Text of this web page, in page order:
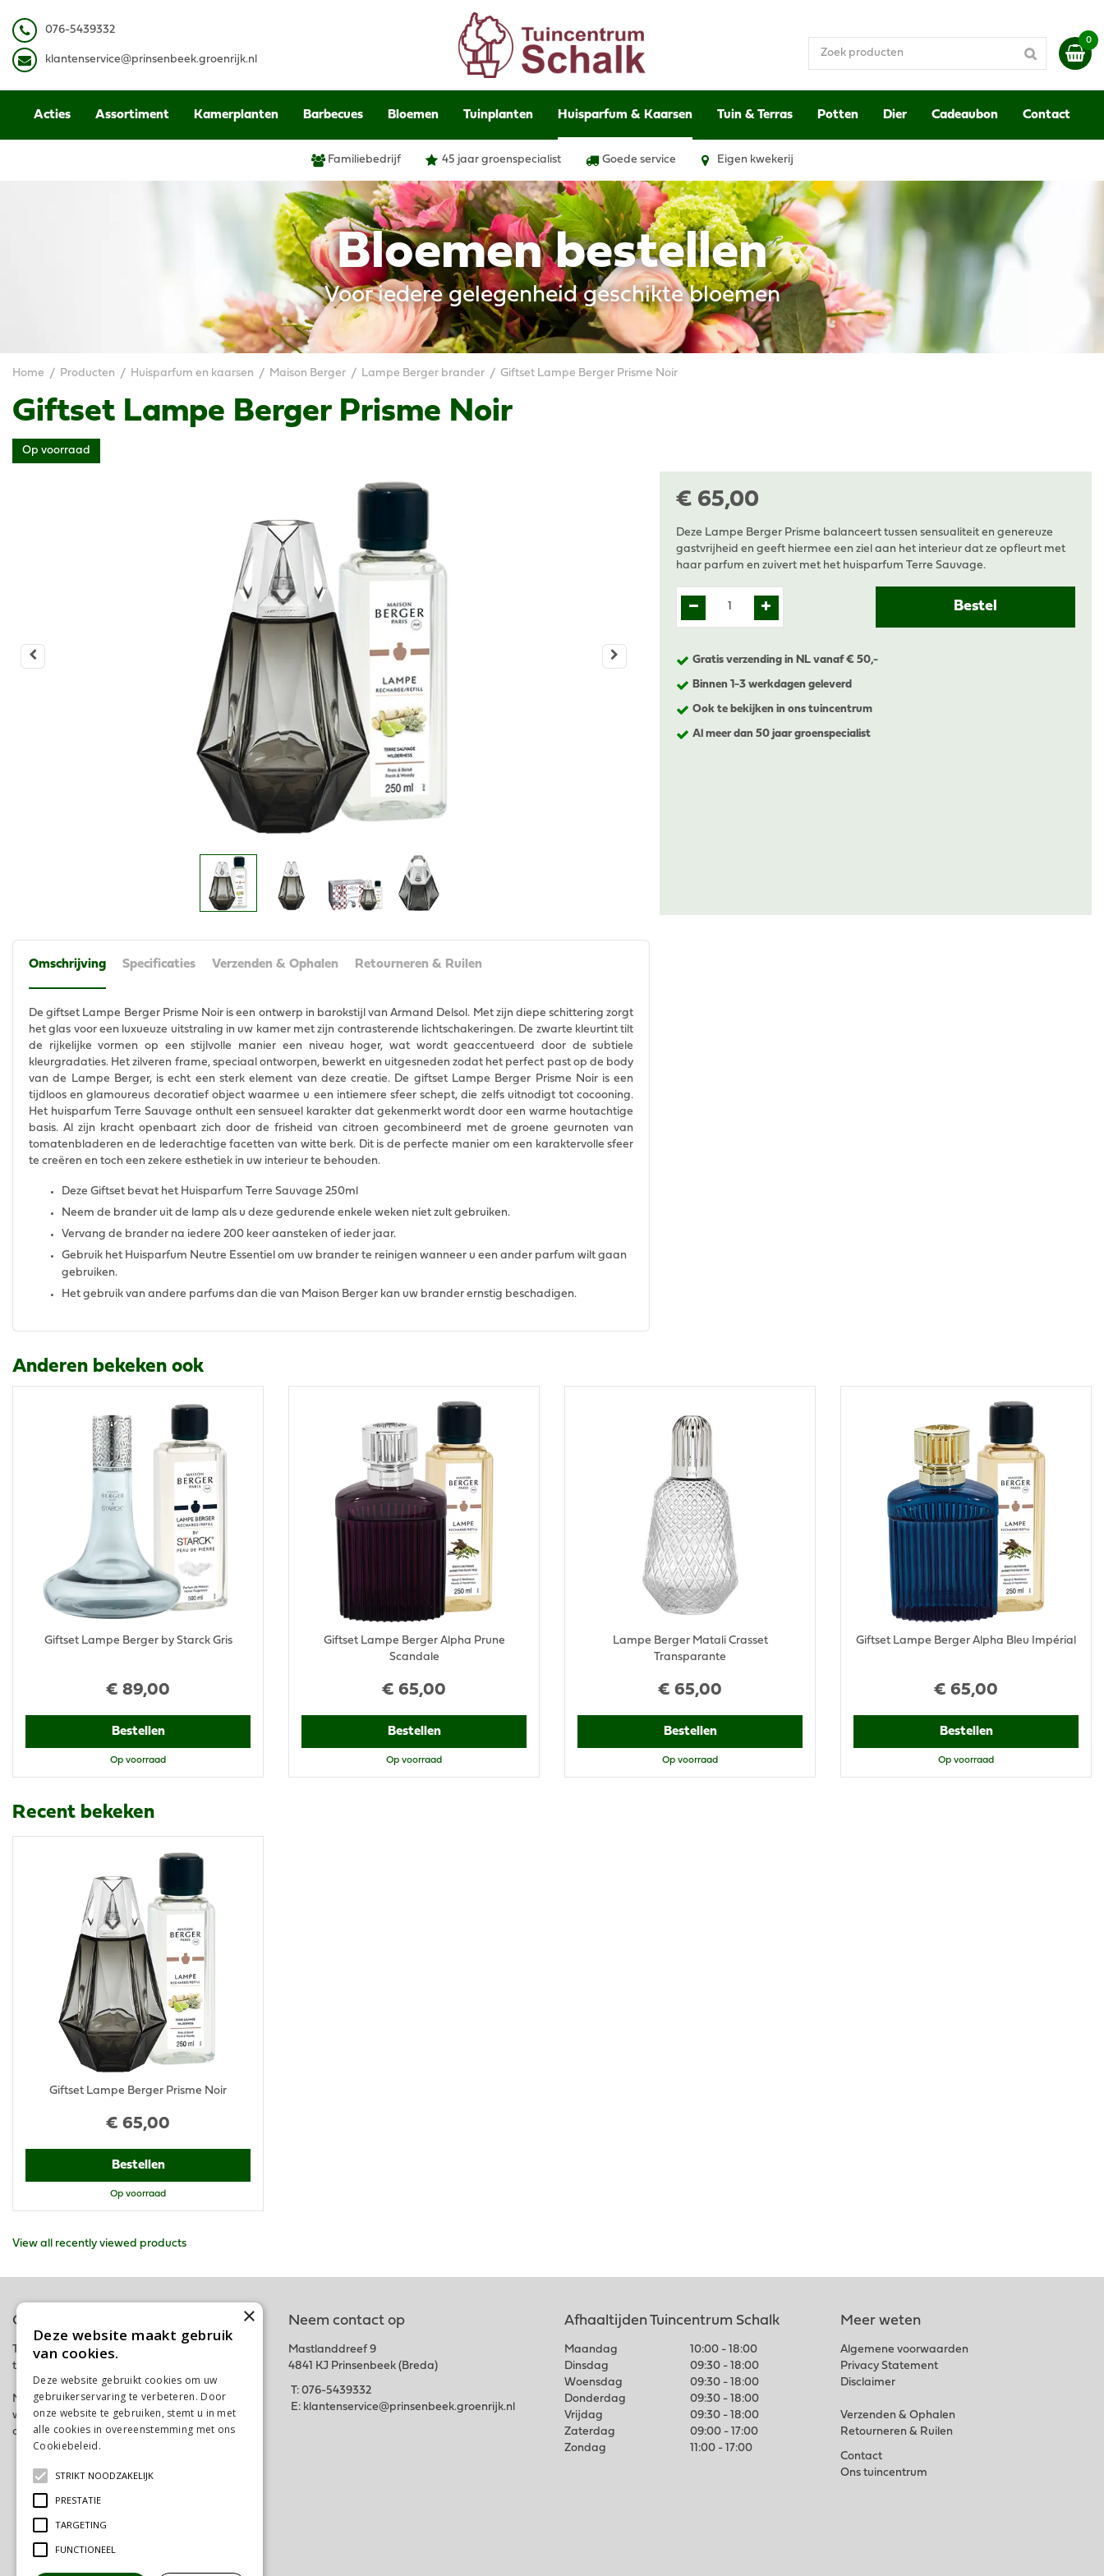
naar
content
Bloemen bestellen
Voor iedere gelegenheid geschikte bloemen
Home Producten Huisparfum en kaarsen Maison Berger Lampe Berger brander Giftset Lampe Berger Prisme Noir
076-5439332
k lantenservice@prinsenbeek.groenrijk.nl
Acties Assortiment Kamerplanten Barbecues Bloemen Tuinplanten Huisparfum & Kaarsen Tuin & Terras Potten Dier Cadeaubon Contact
Familiebedrijf 45 jaar groenspecialist Goede service Eigen kwekerij
Giftset Lampe Berger Prisme Noir
Op voorraad
€ 65,00
Deze Lampe Berger Prisme balanceert tussen sensualiteit en genereuze
gastvrijheid en geeft hiermee een ziel aan het interieur dat ze opfleurt met
haar parfum en zuivert met het huisparfum Terre Sauvage.
Gratis verzending in NL vanaf € 50,-
Binnen 1-3 werkdagen geleverd
Ook te bekijken in ons tuincentrum
Al meer dan 50 jaar groenspecialist
Omschrijving Specificaties Verzenden & Ophalen Retourneren & Ruilen
De giftset Lampe Berger Prisme Noir is een ontwerp in barokstijl van Armand Delsol. Met zijn diepe schittering zorgt
het glas voor een luxueuze uitstraling in uw kamer met zijn contrasterende lichtschakeringen. De zwarte kleurtint tilt
de rijkelijke vormen op een stijlvolle manier een niveau hoger, wat wordt geaccentueerd door de subtiele
kleurgradaties. Het zilveren frame, speciaal ontworpen, bewerkt en uitgesneden zodat het perfect past op de body
van de Lampe Berger, is echt een sterk element van deze creatie. De giftset Lampe Berger Prisme Noir is een
tijdloos en glamoureus decoratief object waarmee u een intiemere sfeer schept, die zelfs uitnodigt tot cocooning.
Het huisparfum Terre Sauvage onthult een sensueel karakter dat gekenmerkt wordt door een warme houtachtige
basis. Al zijn kracht openbaart zich door de frisheid van citroen gecombineerd met de groene geurnoten van
tomatenbladeren en de lederachtige facetten van witte berk. Dit is de perfecte manier om een karaktervolle sfeer
te creëren en toch een zekere esthetiek in uw interieur te behouden.
Deze Giftset bevat het Huisparfum Terre Sauvage 250ml
Neem de brander uit de lamp als u deze gedurende enkele weken niet zult gebruiken.
Vervang de brander na iedere 200 keer aansteken of ieder jaar.
Gebruik het Huisparfum Neutre Essentiel om uw brander te reinigen wanneer u een ander parfum wilt gaan
gebruiken.
Het gebruik van andere parfums dan die van Maison Berger kan uw brander ernstig beschadigen.
Anderen bekeken ook
€ 89,00
Giftset Lampe Berger by Starck Gris
Bestellen
Op voorraad
€ 65,00
Giftset Lampe Berger Alpha Prune
Scandale
Bestellen
Op voorraad
€ 65,00
Lampe Berger Matali Crasset
Transparante
Bestellen
Op voorraad
€ 65,00
Giftset Lampe Berger Alpha Bleu Impérial
Bestellen
Op voorraad
Recent bekeken
€ 65,00
Giftset Lampe Berger Prisme Noir
Bestellen
Op voorraad
View all recently viewed products
Online tuincentrum
Tuincentrum Schalk is onderdeel van het fysieke
tuincentrum GroenRijk Schalk nabij Breda.
Met deze webshop hopen wij iedereen in zijn
wensen te kunnen voorzien. Bestel gemakkelijk
online of kom langs in ons tuincentrum. Tot snel!
Neem contact op
Mastlanddreef 9
4841 KJ Prinsenbeek (Breda)
T: 076-5439332
E: klantenservice@prinsenbeek.groenrijk.nl
Afhaaltijden Tuincentrum Schalk
Maandag
10:00 - 18:00
Dinsdag
09:30 - 18:00
Woensdag
09:30 - 18:00
Donderdag
09:30 - 18:00
Vrijdag
09:30 - 18:00
Zaterdag
09:00 - 17:00
Zondag
11:00 - 17:00
Meer weten
Algemene voorwaarden
Privacy Statement
Disclaimer
Verzenden & Ophalen
Retourneren & Ruilen
Contact
Ons tuincentrum
×
Deze website maakt gebruik
van cookies.
Deze website gebruikt cookies om uw
gebruikerservaring te verbeteren. Door
onze website te gebruiken, stemt u in met
alle cookies in overeenstemming met ons
Cookiebeleid.
STRIKT NOODZAKELIJK
PRESTATIE
TARGETING
FUNCTIONEEL